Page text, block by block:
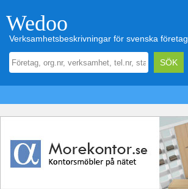
Wedoo
Verksamhetsbeskrivningar för svenska företag